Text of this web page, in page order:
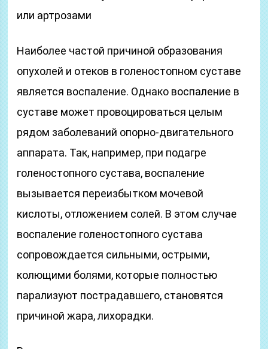
или артрозами
Наиболее частой причиной образования
опухолей и отеков в голеностопном суставе
является воспаление. Однако воспаление в
суставе может провоцироваться целым
рядом заболеваний опорно-двигательного
аппарата. Так, например, при подагре
голеностопного сустава, воспаление
вызывается переизбытком мочевой
кислоты, отложением солей. В этом случае
воспаление голеностопного сустава
сопровождается сильными, острыми,
колющими болями, которые полностью
парализуют пострадавшего, становятся
причиной жара, лихорадки.